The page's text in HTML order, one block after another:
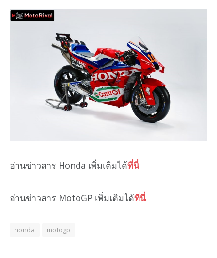
อ่านข่าวสาร Honda เพิ่มเติมได้ที่นี่
อ่านข่าวสาร MotoGP เพิ่มเติมได้ที่นี่
honda motogp